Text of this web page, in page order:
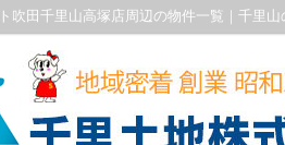
吹田千里山高塚店周辺の物件一覧｜千里